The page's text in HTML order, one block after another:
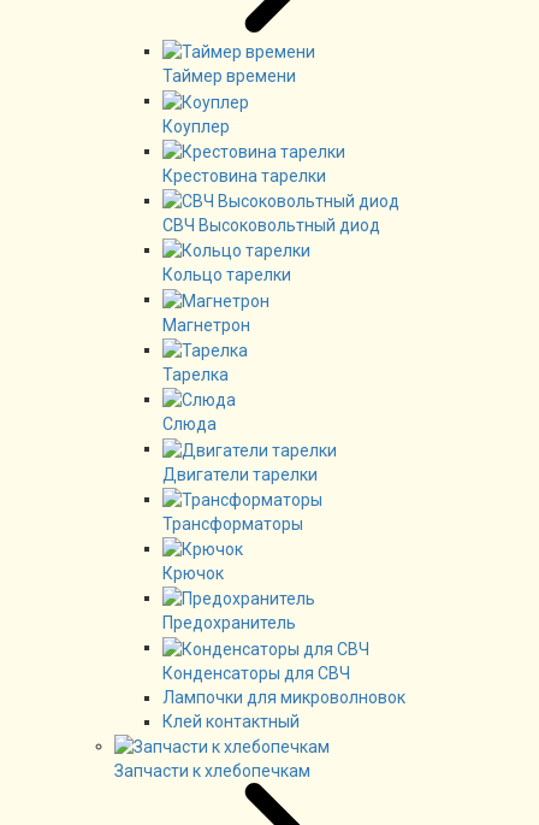
Таймер времени
Коуплер
Крестовина тарелки
СВЧ Высоковольтный диод
Кольцо тарелки
Магнетрон
Тарелка
Слюда
Двигатели тарелки
Трансформаторы
Крючок
Предохранитель
Конденсаторы для СВЧ
Лампочки для микроволновок
Клей контактный
Запчасти к хлебопечкам